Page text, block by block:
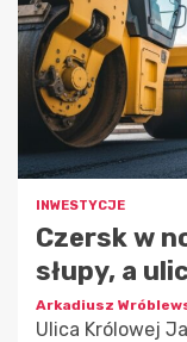
INWESTYCJE
Czersk w
słupy, a
Arkadiusz
Ulica Królowej